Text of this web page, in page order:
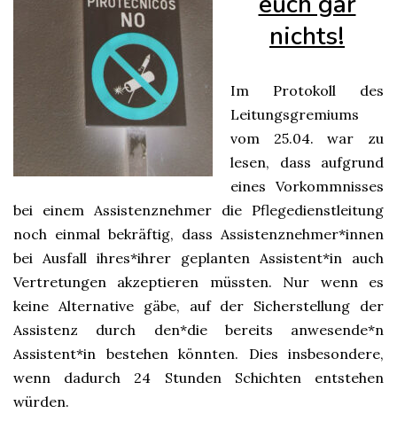
nichts!
Im Protokoll des
Leitungsgremiums
vom 25.04. war zu
lesen, dass aufgrund
eines Vorkommnisses
bei einem Assistenznehmer die Pflegedienstleitung
noch einmal bekräftig, dass Assistenznehmer*innen
bei Ausfall ihres*ihrer geplanten Assistent*in auch
Vertretungen akzeptieren müssten. Nur wenn es
keine Alternative gäbe, auf der Sicherstellung der
Assistenz durch den*die bereits anwesende*n
Assistent*in bestehen könnten. Dies insbesondere,
wenn dadurch 24 Stunden Schichten entstehen
würden.